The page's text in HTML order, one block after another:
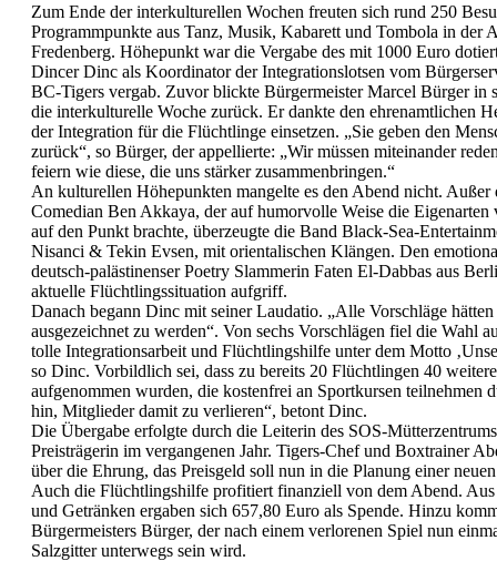
Zum Ende der interkulturellen Wochen freuten sich rund 250
Programmpunkte aus Tanz, Musik, Kabarett und Tombola in der
Fredenberg. Höhepunkt war die Vergabe des mit 1000 Euro
Dincer Dinc als Koordinator der Integrationslotsen vom
BC-Tigers vergab. Zuvor blickte Bürgermeister Marcel Bürger in
die interkulturelle Woche zurück. Er dankte den ehrenamtlichen
der Integration für die Flüchtlinge einsetzen. „Sie geben den
zurück“, so Bürger, der appellierte: „Wir müssen miteinander
feiern wie diese, die uns stärker zusammenbringen.“
An kulturellen Höhepunkten mangelte es den Abend nicht. Außer
Comedian Ben Akkaya, der auf humorvolle Weise die
auf den Punkt brachte, überzeugte die Band Black-Sea-
Nisanci & Tekin Evsen, mit orientalischen Klängen. Den
deutsch-palästinenser Poetry Slammerin Faten El-Dabbas aus
aktuelle Flüchtlingssituation aufgriff.
Danach begann Dinc mit seiner Laudatio. „Alle Vorschläge hätten
ausgezeichnet zu werden“. Von sechs Vorschlägen fiel die Wahl
tolle Integrationsarbeit und Flüchtlingshilfe unter dem Motto
so Dinc. Vorbildlich sei, dass zu bereits 20 Flüchtlingen 40
aufgenommen wurden, die kostenfrei an Sportkursen teilnehmen
hin, Mitglieder damit zu verlieren“, betont Dinc.
Die Übergabe erfolgte durch die Leiterin des SOS-
Preisträgerin im vergangenen Jahr. Tigers-Chef und Boxtrainer
über die Ehrung, das Preisgeld soll nun in die Planung einer
Auch die Flüchtlingshilfe profitiert finanziell von dem Abend.
und Getränken ergaben sich 657,80 Euro als Spende. Hinzu
Bürgermeisters Bürger, der nach einem verlorenen Spiel nun
Salzgitter unterwegs sein wird.